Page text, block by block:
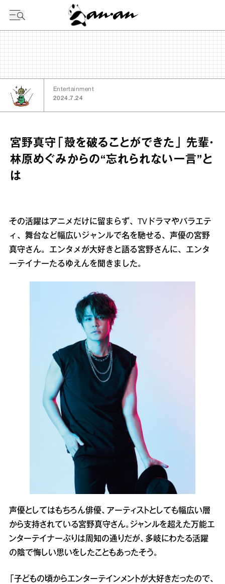
Entertainment
2024.7.24
宮野真守「殻を破ることができた」 先輩・
林原めぐみからの“忘れられない一言”と
は
その活躍はアニメだけに留まらず、TVドラマやバラエテ
ィ、舞台など幅広いジャンルで名を馳せる、声優の宮野
真守さん。エンタメが大好きと語る宮野さんに、エンタ
ーテイナーたるゆえんを聞きました。
声優としてはもちろん俳優、アーティストとしても幅広い層
から支持されている宮野真守さん。ジャンルを超えた万能エ
ンターテイナーぶりは周知の通りだが、多岐にわたる活躍
の陰で悔しい思いをしたこともあったそう。
「子どもの頃からエンターテインメントが大好きだったので、